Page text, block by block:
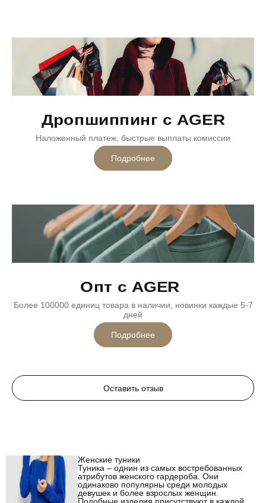
Дропшиппинг с AGER
Наложенный платеж, быстрые выплаты комиссии
Подробнее
Опт с AGER
Более 100000 единиц товара в наличии, новинки каждые 5-7
дней
Подробнее
Оставить отзыв
Женские туники
Туника – однин из самых востребованных
атрибутов женского гардероба. Они
одинаково популярны среди молодых
девушек и более взрослых женщин.
Подобные изделия присутствуют в каждой